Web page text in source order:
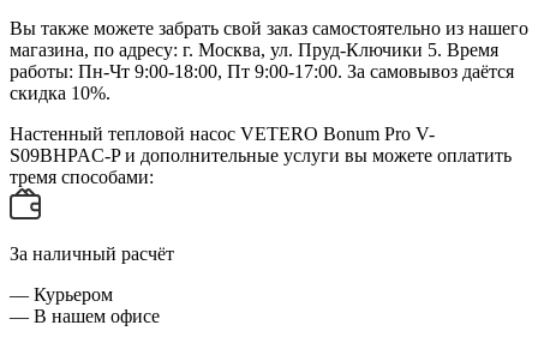
Вы также можете забрать свой заказ самостоятельно из нашего
магазина, по адресу: г. Москва, ул. Пруд-Ключики 5. Время
работы: Пн-Чт 9:00-18:00, Пт 9:00-17:00. За самовывоз даётся
скидка 10%.
Настенный тепловой насос VETERO Bonum Pro V-
S09BHPAC-P и дополнительные услуги вы можете оплатить
тремя способами:
За наличный расчёт
— Курьером
— В нашем офисе